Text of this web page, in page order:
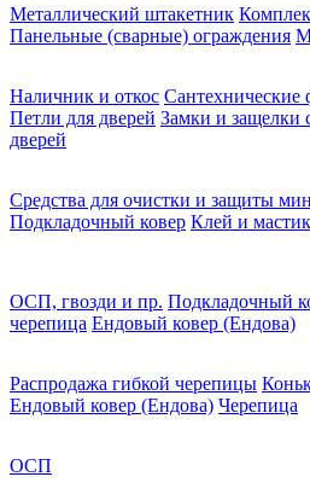
Металлический штакетник
Панельные (сварные) ограждения
Наличник и откос Сантехнические
Петли для дверей Замки и защелки
дверей
Средства для очистки и защиты
Подкладочный ковер Клей и
ОСП, гвозди и пр. Подкладочный
черепица Ендовый ковер (Ендова)
Распродажа гибкой черепицы
Ендовый ковер (Ендова) Черепица
ОСП